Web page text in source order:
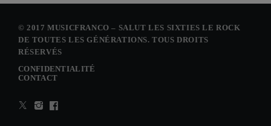
© 2017 MUSICFRANCO – SALUT LES SIXTIES LE ROCK
DE TOUTES LES GÉNÉRATIONS. TOUS DROITS
RÉSERVÉS
CONFIDENTIALITÉ
CONTACT